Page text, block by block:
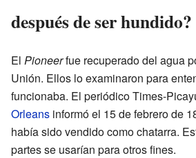
después de ser hundido?
El Pioneerfue recuperado del agua
Unión. Ellos lo examinaron para
funcionaba. El periódico Times-
Orleans informó el 15 de febrero de
había sido vendido como chatarra.
partes se usarían para otros fines.